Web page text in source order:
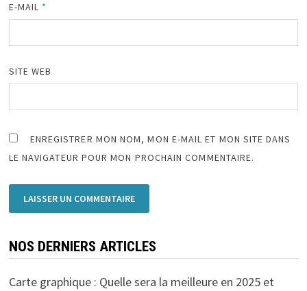
E-MAIL *
SITE WEB
ENREGISTRER MON NOM, MON E-MAIL ET MON SITE DANS
LE NAVIGATEUR POUR MON PROCHAIN COMMENTAIRE.
NOS DERNIERS ARTICLES
Carte graphique : Quelle sera la meilleure en 2025 et